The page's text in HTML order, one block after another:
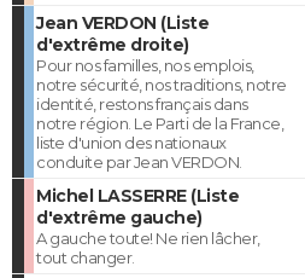
Jean VERDON (Liste
d'extrême droite)
Pour nos familles, nos emplois,
notre sécurité, nos traditions, notre
identité, restons français dans
notre région. Le Parti de la France,
liste d'union des nationaux
conduite par Jean VERDON.
Michel LASSERRE (Liste
d'extrême gauche)
A gauche toute! Ne rien lâcher,
tout changer.